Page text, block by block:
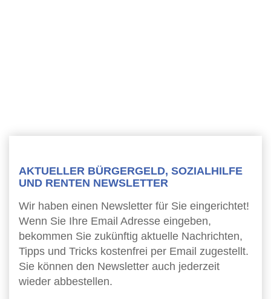
AKTUELLER BÜRGERGELD, SOZIALHILFE
UND RENTEN NEWSLETTER
Wir haben einen Newsletter für Sie eingerichtet!
Wenn Sie Ihre Email Adresse eingeben,
bekommen Sie zukünftig aktuelle Nachrichten,
Tipps und Tricks kostenfrei per Email zugestellt.
Sie können den Newsletter auch jederzeit
wieder abbestellen.